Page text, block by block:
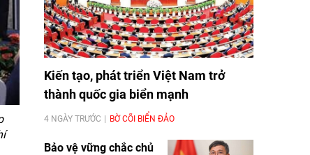
Kiến tạo, phát triển Việt Nam trở
thành quốc gia biển mạnh
4 NGÀY TRƯỚC BỜ CÕI BIỂN ĐẢO
Bảo vệ vững chắc chủ